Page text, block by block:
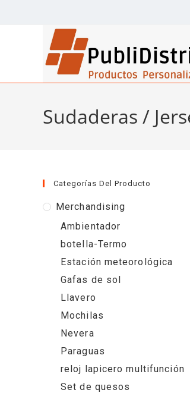
Sudaderas /
Categorías Del Producto
Merchandising
Ambientador
botella-Termo
Estación meteorológica
Gafas de sol
Llavero
Mochilas
Nevera
Paraguas
reloj lapicero multifunción
Set de quesos